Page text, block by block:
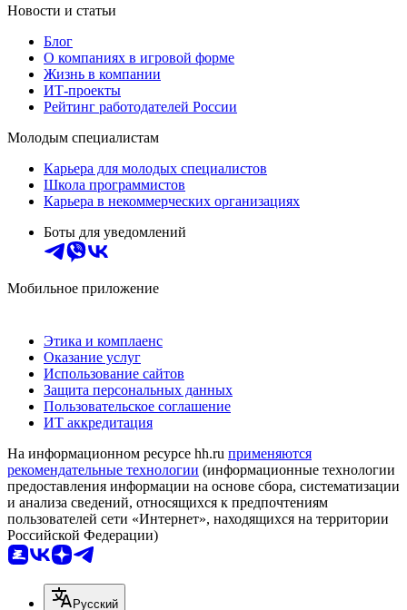
Новости и статьи
Блог
О компаниях в игровой форме
Жизнь в компании
ИТ-проекты
Рейтинг работодателей России
Молодым специалистам
Карьера для молодых специалистов
Школа программистов
Карьера в некоммерческих организациях
Боты для уведомлений
Мобильное приложение
Этика и комплаенс
Оказание услуг
Использование сайтов
Защита персональных данных
Пользовательское соглашение
ИТ аккредитация
На информационном ресурсе hh.ru применяются
рекомендательные технологии (информационные технологии
предоставления информации на основе сбора, систематизации
и анализа сведений, относящихся к предпочтениям
пользователей сети «Интернет», находящихся на территории
Российской Федерации)
Русский